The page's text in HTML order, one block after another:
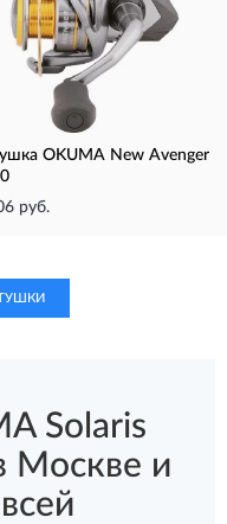
OKUMA New Avenger
руб.
Solaris
Москве и